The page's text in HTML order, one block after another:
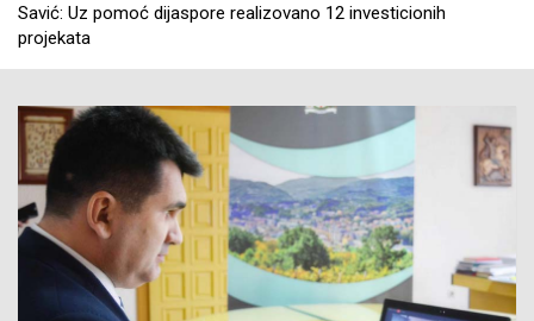
Savić: Uz pomoć dijaspore realizovano 12 investicionih
projekata